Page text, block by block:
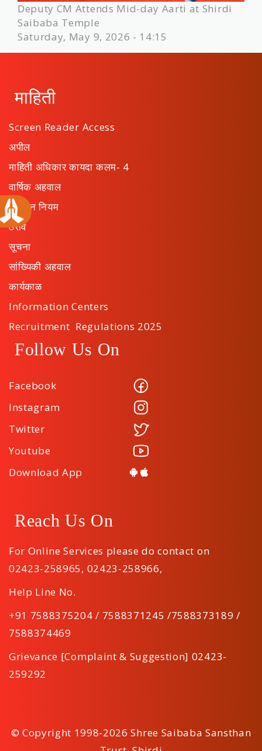
Deputy CM Attends Mid-day Aarti at Shirdi
Saibaba Temple
Saturday, May 9, 2026 - 14:15
माहिती
Screen Reader Access
अपील
माहिती अधिकार कायदा कलम- 4
वार्षिक अहवाल
संस्थान नियम
ठराव
सूचना
सांख्यिकी अहवाल
कार्यकाळ
Information Centers
Recruitment Regulations 2025
Follow Us On
Facebook
Instagram
Twitter
Youtube
Download App
Reach Us On
For Online Services please do contact on
02423-258965, 02423-258966,
Help Line No.
+91 7588375204 / 7588371245 /7588373189 /
7588374469
Grievance [Complaint & Suggestion] 02423-
259292
© Copyright 1998-2026 Shree Saibaba Sansthan